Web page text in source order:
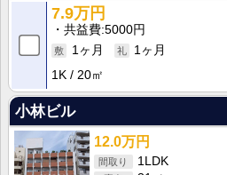
7.9万円
共益費 5000円
1ヶ月
1ヶ月
1K
20㎡
小林ビル
12.0万円
1LDK